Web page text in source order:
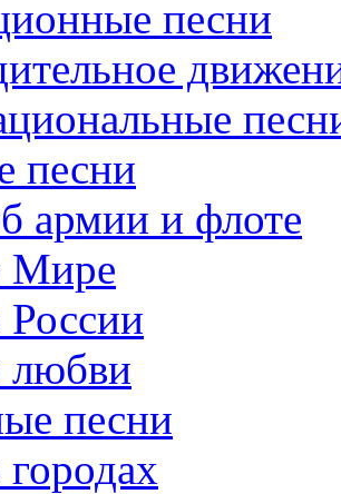
песни
песни
армии и флоте
Мире
любви
песни